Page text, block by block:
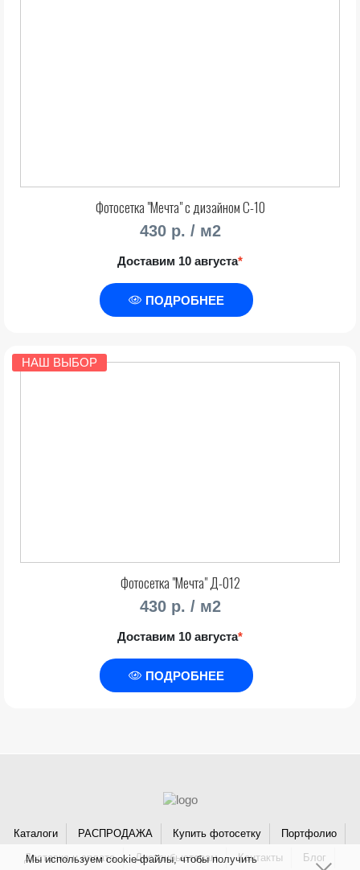
Фотосетка "Мечта" с дизайном С-10
430 р. / м2
Доставим 10 августа*
ПОДРОБНЕЕ
НАШ ВЫБОР
Фотосетка "Мечта" Д-012
430 р. / м2
Доставим 10 августа*
ПОДРОБНЕЕ
Каталоги РАСПРОДАЖА Купить фотосетку
Портфолио
Доставка и оплата
Дистрибьюторам Контакты Блог
Мы используем cookie-файлы, чтобы получить